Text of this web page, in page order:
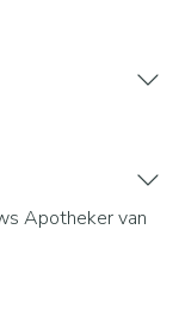
Apotheker van